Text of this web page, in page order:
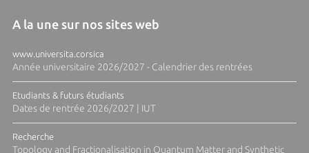
A la une sur nos sites web
www.universita.corsica
Année universitaire 2026/2027 - Calendrier des rentrées
Etudiants & futurs étudiants
Dates de rentrée 2026/2027 | IUT
Recherche
Topology and Fractionalisation in Quantum Matter and Synthetic